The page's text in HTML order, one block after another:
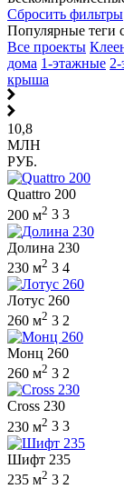
Сбросить фильтры
Популярные теги
Все проекты
дома 1-этажные
крыша
10,8
МЛН
РУБ.
Quattro 200
200 м2 3 3
Долина 230
230 м2 3 4
Лотус 260
260 м2 3 2
Монц 260
260 м2 3 2
Cross 230
230 м2 3 3
Шифт 235
235 м2 3 2